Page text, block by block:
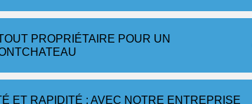
PROPRIÉTAIRE POUR UN
ET RAPIDITÉ : AVEC NOTRE ENTREPRISE